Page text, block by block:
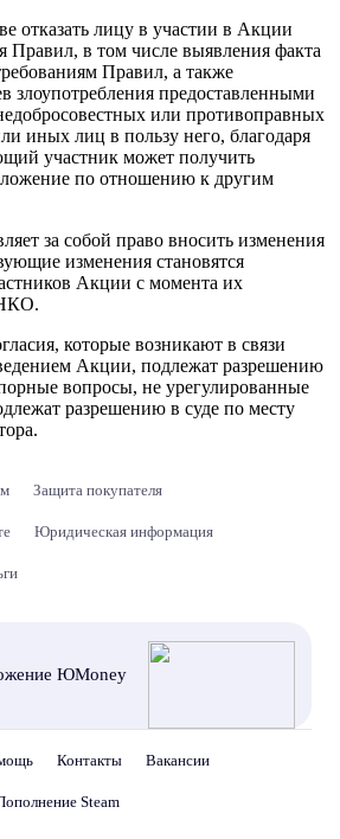
отказать лицу в участии в Акции
Правил, в том числе выявления факта
Правил, а также
злоупотребления предоставленными
или противоправных
иных лиц в пользу него, благодаря
участник может получить
по отношению к другим
за собой право вносить изменения
изменения становятся
Акции с момента их
которые возникают в связи
Акции, подлежат разрешению
вопросы, не урегулированные
разрешению в суде по месту
Защита покупателя
Юридическая информация
ЮMoney
Контакты Вакансии
Steam